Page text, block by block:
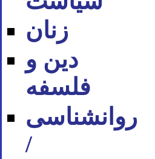
زنان
دین و
فلسفه
روان‪شناسی
/